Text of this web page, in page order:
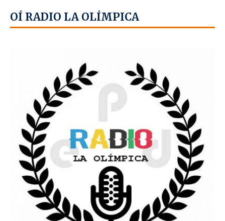
OÍ RADIO LA OLÍMPICA